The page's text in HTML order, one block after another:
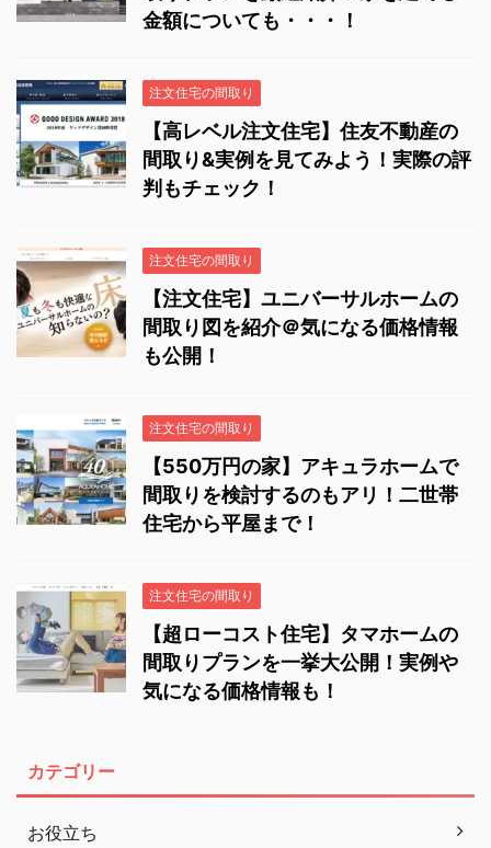
金額についても・・・！
注文住宅の間取り
【高レベル注文住宅】住友不動産の
間取り&実例を見てみよう！実際の評
判もチェック！
注文住宅の間取り
【注文住宅】ユニバーサルホームの
間取り図を紹介＠気になる価格情報
も公開！
注文住宅の間取り
【550万円の家】アキュラホームで
間取りを検討するのもアリ！二世帯
住宅から平屋まで！
注文住宅の間取り
【超ローコスト住宅】タマホームの
間取りプランを一挙大公開！実例や
気になる価格情報も！
カテゴリー
お役立ち